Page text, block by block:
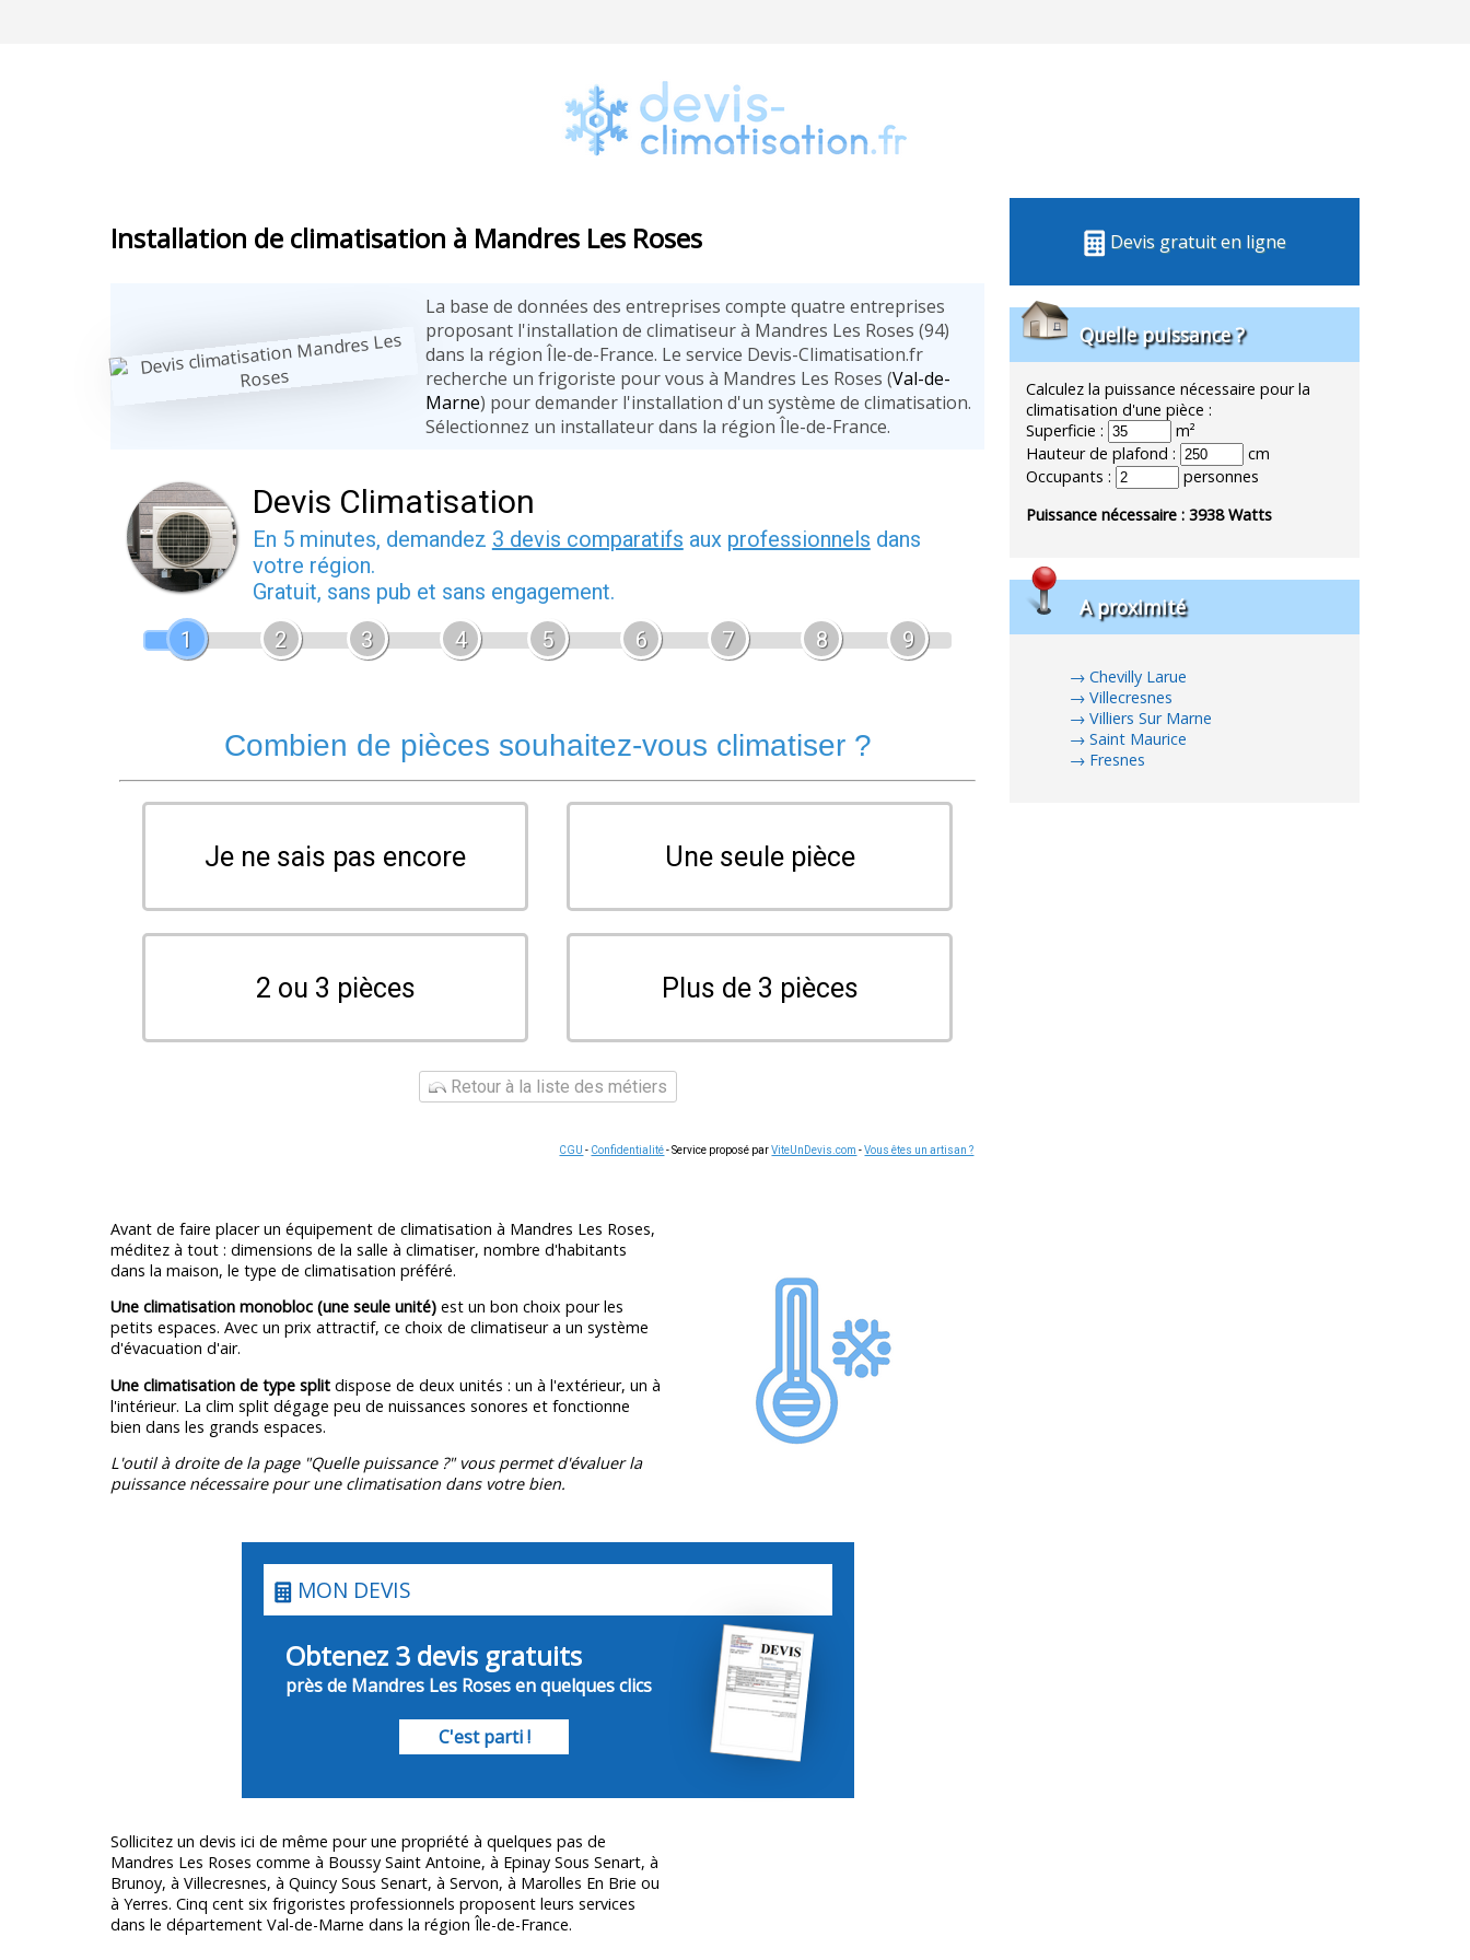
Installation de climatisation à Mandres Les Roses
La base de données des entreprises compte quatre entreprises
proposant l'installation de climatiseur à Mandres Les Roses (94)
dans la région Île-de-France. Le service Devis-Climatisation.fr
recherche un frigoriste pour vous à Mandres Les Roses (Val-de-
Marne) pour demander l'installation d'un système de climatisation.
Sélectionnez un installateur dans la région Île-de-France.
Devis Climatisation
En 5 minutes, demandez 3 devis comparatifs aux professionnels dans
votre région.
Gratuit, sans pub et sans engagement.
1
2 3 4 5 6 7 8 9
Combien de pièces souhaitez-vous climatiser ?
Je ne sais pas encore Une seule pièce
2 ou 3 pièces Plus de 3 pièces
Retour à la liste des métiers
CGU - Confidentialité- Service proposé parViteUnDevis.com -Vous êtes un artisan ?
Avant de faire placer un équipement de climatisation à Mandres Les Roses,
méditez à tout : dimensions de la salle à climatiser, nombre d'habitants
dans la maison, le type de climatisation préféré.
Une climatisation monobloc (une seule unité)est un bon choix pour les
petits espaces. Avec un prix attractif, ce choix de climatiseur a un système
d'évacuation d'air.
Une climatisation de type splitdispose de deux unités : un à l'extérieur, un à
l'intérieur. La clim split dégage peu de nuissances sonores et fonctionne
bien dans les grands espaces.
L'outil à droite de la page "Quelle puissance ?" vous permet d'évaluer la
puissance nécessaire pour une climatisation dans votre bien.
MON DEVIS
Obtenez 3 devis gratuits
près de Mandres Les Roses en quelques clics
C'est parti !
Sollicitez un devis ici de même pour une propriété à quelques pas de
Mandres Les Roses comme à Boussy Saint Antoine, à Epinay Sous Senart, à
Brunoy, à Villecresnes, à Quincy Sous Senart, à Servon, à Marolles En Brie ou
à Yerres. Cinq cent six frigoristes professionnels proposent leurs services
dans le département Val-de-Marne dans la région Île-de-France.
Devis gratuit en ligne
Quelle puissance ?
Calculez la puissance nécessaire pour la
climatisation d'une pièce :
Superficie :
m²
Hauteur de plafond :
cm
Occupants :
personnes
Puissance nécessaire :3938Watts
A proximité
Chevilly Larue
Villecresnes
Villiers Sur Marne
Saint Maurice
Fresnes